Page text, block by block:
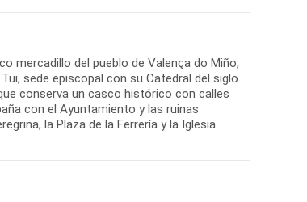
mercadillo del pueblo de Valença do Miño,
sede episcopal con su Catedral del siglo
conserva un casco histórico con calles
con el Ayuntamiento y las ruinas
la Plaza de la Ferrería y la Iglesia